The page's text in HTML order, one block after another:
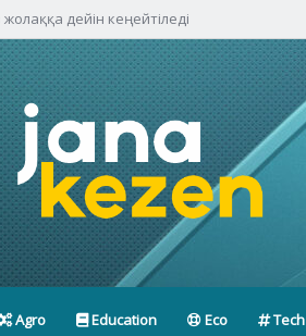
дейін кеңейтіледі
Agro Education Eco Tech